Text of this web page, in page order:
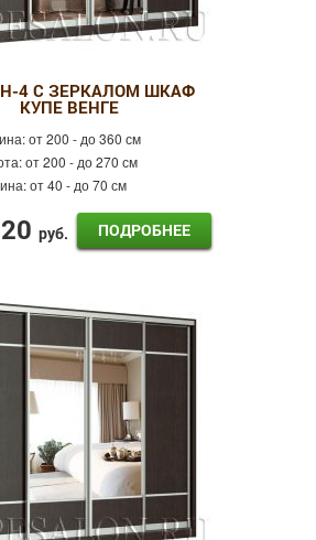
4 С ЗЕРКАЛОМ ШКАФ
КУПЕ ВЕНГЕ
от 200 - до 360 см
от 200 - до 270 см
от 40 - до 70 см
руб. ПОДРОБНЕЕ